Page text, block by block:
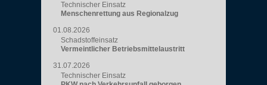
Technischer Einsatz
Menschenrettung aus Regionalzug
01.08.2026
Schadstoffeinsatz
Vermeintlicher Betriebsmittelaustritt
31.07.2026
Technischer Einsatz